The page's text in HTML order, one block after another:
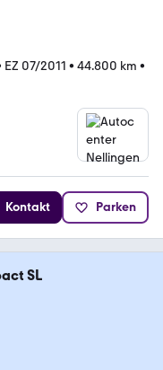
EZ 07/2011 • 44.800 km •
Kontakt Parken
SL